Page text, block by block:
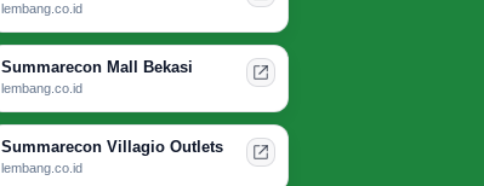
lembang.co.id
Summarecon Mall Bekasi
lembang.co.id
Summarecon Villagio Outlets
lembang.co.id